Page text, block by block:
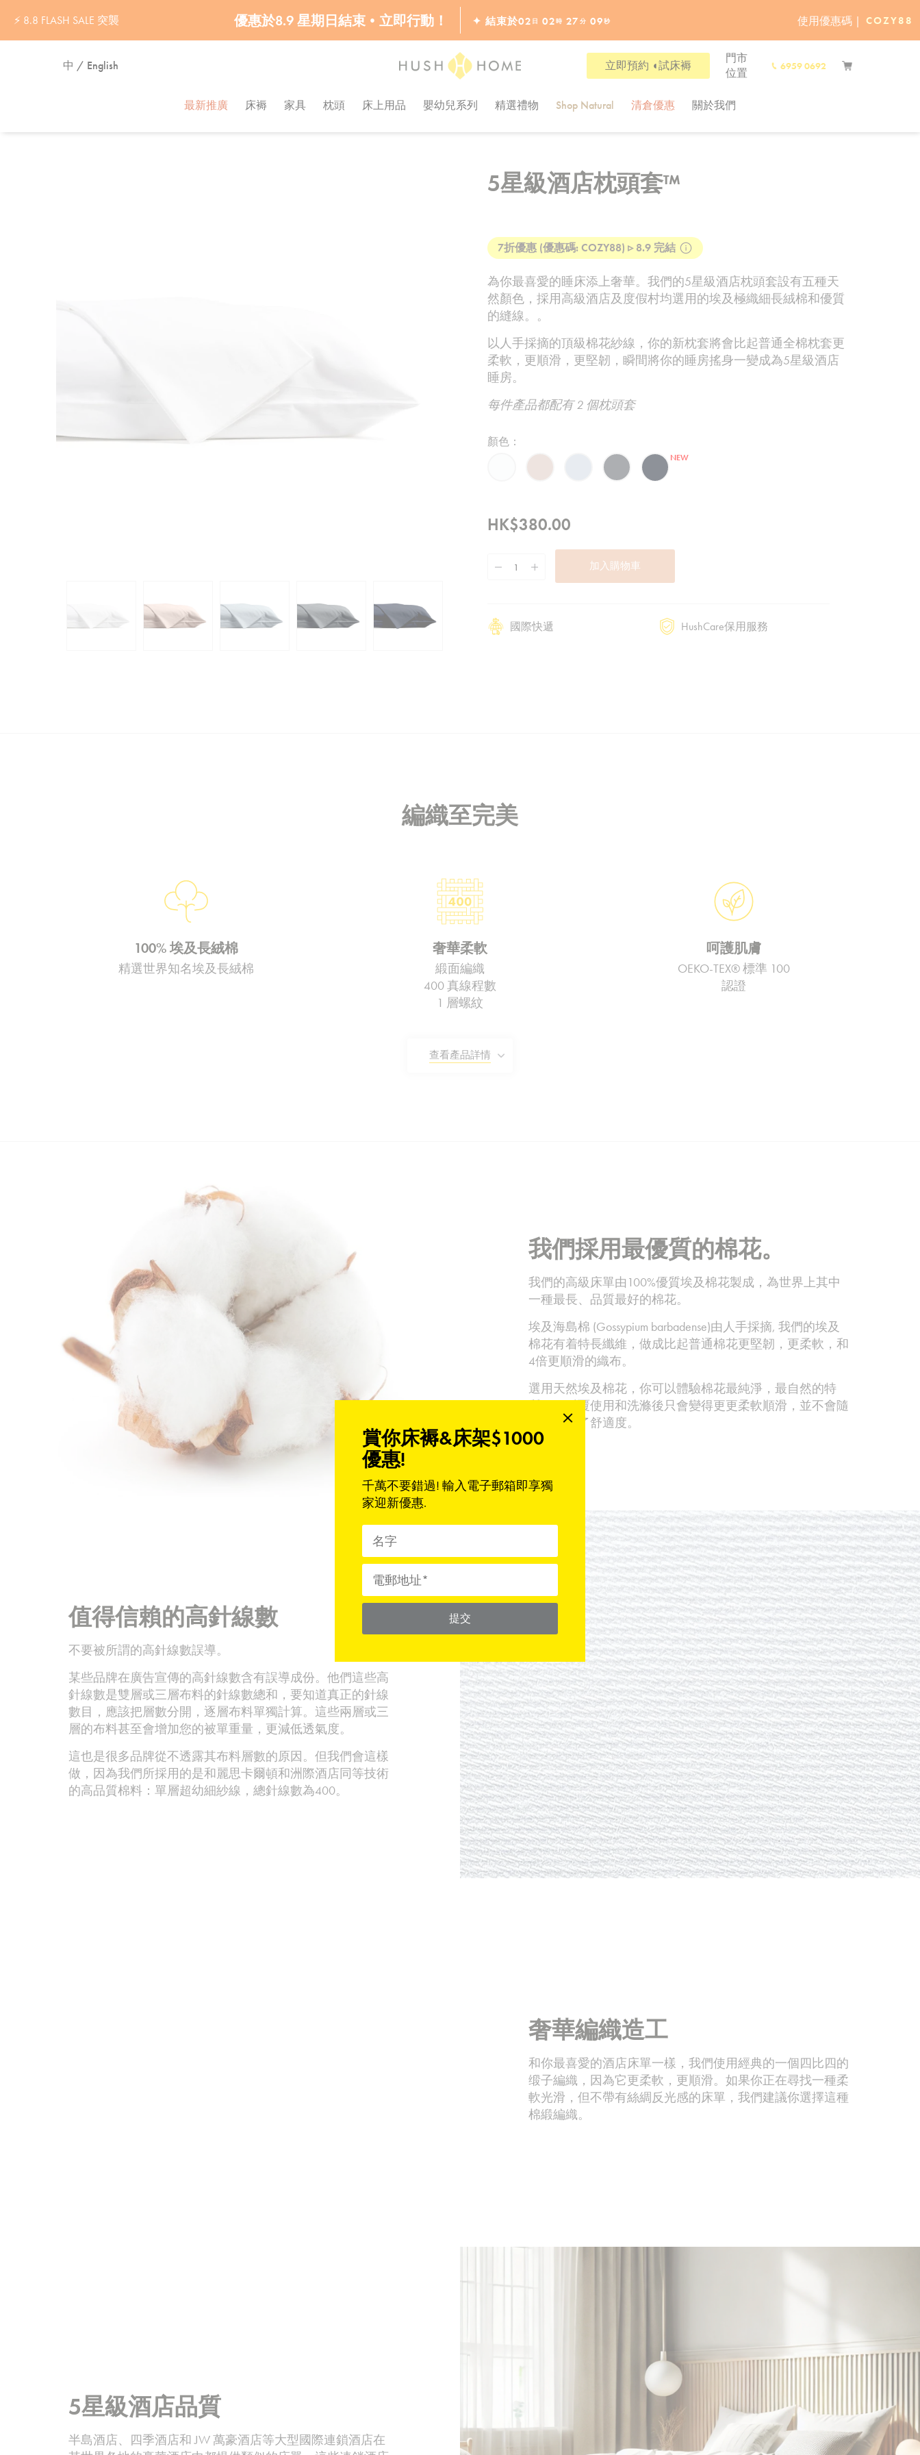
⚡ 8.8 FLASH SALE 突襲
優惠於8.9 星期日結束•立即行動！
全線7折!
使用優惠碼 | COZY88
✦ 結束於02 日 02時 27 分 08秒
中 / English 立即預約 ◖試床褥
門市
位置
6959 0692
最新推廣 床褥 家具 枕頭 床上用品 嬰幼兒系列 精選禮物 Shop Natural 清倉優惠 關於我們
5星級酒店枕頭套™ 立即選購
5星級酒店枕頭套™
7折優惠 (優惠碼: COZY88) ▹ 8.9 完結
為你最喜愛的睡床添上奢華。我們的5星級酒店枕頭套設有五種天
然顏色，採用高級酒店及度假村均選用的埃及極織細長絨棉和優質
的縫線。。
以人手採摘的頂級棉花紗線，你的新枕套將會比起普通全棉枕套更
柔軟，更順滑，更堅韌，瞬間將你的睡房搖身一變成為5星級酒店
睡房。
每件產品都配有 2 個枕頭套
顏色：
HK$380.00
國際快遞 HushCare保用服務
編織至完美
100% 埃及長絨棉
精選世界知名埃及長絨棉
奢華柔軟
緞面編織
400 真線程數
1 層螺紋
呵護肌膚
OEKO-TEX® 標準 100
認證
查看產品詳情
我們採用最優質的棉花。
我們的高級床單由100%優質埃及棉花製成，為世界上其中
一種最長、品質最好的棉花。
埃及海島棉 (Gossypium barbadense)由人手採摘, 我們的埃及
棉花有着特長纖維，做成比起普通棉花更堅韌，更柔軟，和
4倍更順滑的織布。
選用天然埃及棉花，你可以體驗棉花最純淨，最自然的特
質。經反覆使用和洗滌後只會變得更更柔軟順滑，並不會隨
時間改變了舒適度。
值得信賴的高針線數
不要被所謂的高針線數誤導。
某些品牌在廣告宣傳的高針線數含有誤導成份。他們這些高
針線數是雙層或三層布料的針線數總和，要知道真正的針線
數目，應該把層數分開，逐層布料單獨計算。這些兩層或三
層的布料甚至會增加您的被單重量，更減低透氣度。
這也是很多品牌從不透露其布料層數的原因。但我們會這樣
做，因為我們所採用的是和麗思卡爾頓和洲際酒店同等技術
的高品質棉料：單層超幼細紗線，總針線數為400。
奢華編織造工
和你最喜愛的酒店床單一樣，我們使用經典的一個四比四的
缎子編織，因為它更柔軟，更順滑。如果你正在尋找一種柔
軟光滑，但不帶有絲綢反光感的床單，我們建議你選擇這種
棉緞編織。
5星級酒店品質
半島酒店、四季酒店和 JW 萬豪酒店等大型國際連鎖酒店在
賞你床褥&床架$1000
優惠!
千萬不要錯過! 輸入電子郵箱即享獨
家迎新優惠.
提交